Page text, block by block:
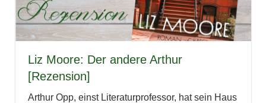
Liz Moore: Der andere Arthur
[Rezension]
Arthur Opp, einst Literaturprofessor, hat sein Haus